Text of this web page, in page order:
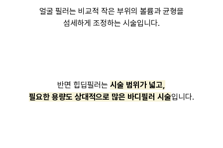
얼굴 필러는 비교적 작은 부위의 볼륨과 균형을
섬세하게 조정하는 시술입니다.
반면 힙딥필러는시술 범위가 넓고,
필요한 용량도 상대적으로 많은 바디필러 시술입니다.